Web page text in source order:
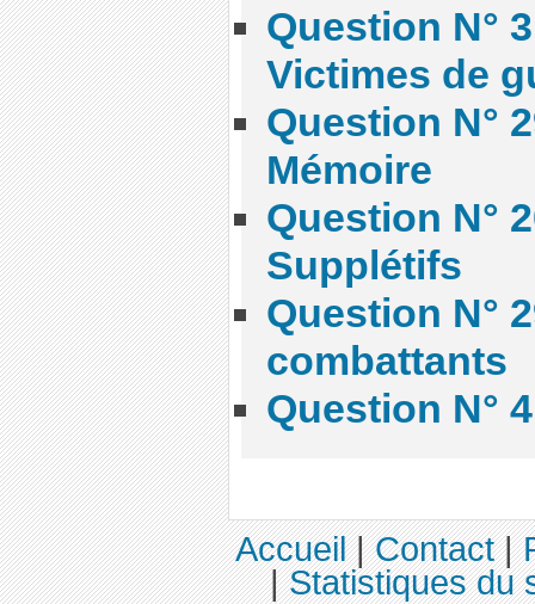
Question N°
Victimes de
Question N°
Mémoire
Question N°
Supplétifs
Question N°
combattants
Question N°
Accueil|Contact|
|Statistiques du